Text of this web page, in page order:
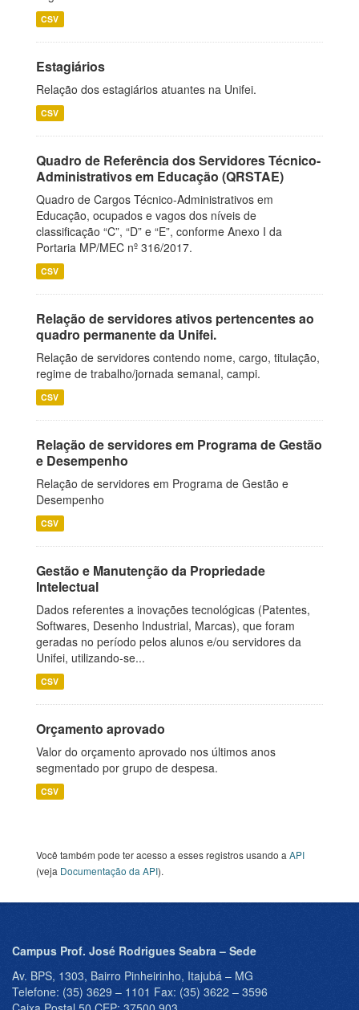
CSV
Estagiários
Relação dos estagiários atuantes na Unifei.
CSV
Quadro de Referência dos Servidores Técnico-
Administrativos em Educação (QRSTAE)
Quadro de Cargos Técnico-Administrativos em
Educação, ocupados e vagos dos níveis de
classificação “C”, “D” e “E”, conforme Anexo I da
Portaria MP/MEC nº 316/2017.
CSV
Relação de servidores ativos pertencentes ao
quadro permanente da Unifei.
Relação de servidores contendo nome, cargo, titulação,
regime de trabalho/jornada semanal, campi.
CSV
Relação de servidores em Programa de Gestão
e Desempenho
Relação de servidores em Programa de Gestão e
Desempenho
CSV
Gestão e Manutenção da Propriedade
Intelectual
Dados referentes a inovações tecnológicas (Patentes,
Softwares, Desenho Industrial, Marcas), que foram
geradas no período pelos alunos e/ou servidores da
Unifei, utilizando-se...
CSV
Orçamento aprovado
Valor do orçamento aprovado nos últimos anos
segmentado por grupo de despesa.
CSV
Você também pode ter acesso a esses registros usando a API
(veja Documentação da API).
Campus Prof. José Rodrigues Seabra – Sede
Av. BPS, 1303, Bairro Pinheirinho, Itajubá – MG
Telefone: (35) 3629 – 1101 Fax: (35) 3622 – 3596